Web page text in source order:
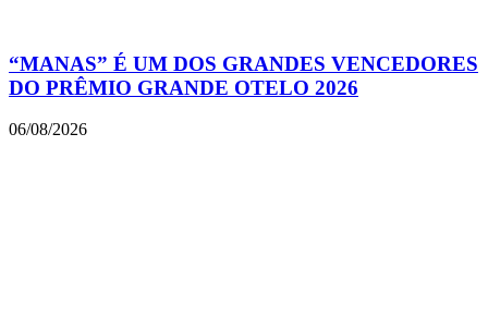
“MANAS” É UM DOS GRANDES VENCEDORES
DO PRÊMIO GRANDE OTELO 2026
06/08/2026